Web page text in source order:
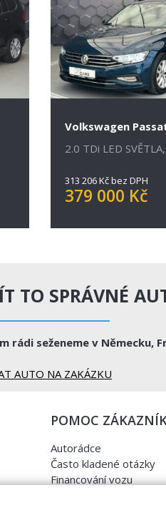
Volkswagen
2.0 TDi LED
313 206 Kč bez DPH
379 000 Kč
TO SPRÁVNÉ
rádi seženeme v Německu,
AUTO NA ZAKÁZKU
POMOC
Autorádce
Často kladené otázky
Financování vozu